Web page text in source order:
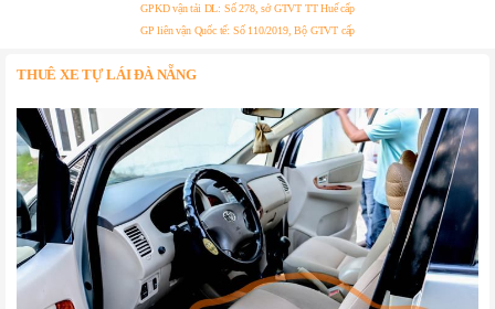
GPKD vận tải DL: Số 278, sở GTVT TT Huế cấp
GP liên vận Quốc tế: Số 110/2019, Bộ GTVT cấp
THUÊ XE TỰ LÁI ĐÀ NẴNG